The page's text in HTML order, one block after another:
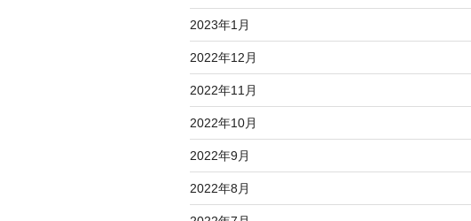
2023年1月
2022年12月
2022年11月
2022年10月
2022年9月
2022年8月